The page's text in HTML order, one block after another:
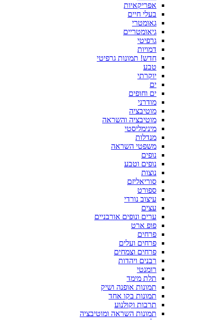
אפריקאיות
בעלי חיים
גאומטרי
גיאומטריים
גרפיטי
דמויות
חדש! תמונות גרפיטי
טבע
יוקרתי
ים
ים וחופים
מודרני
מוטיבציה
מוטיבציה והשראה
מינימליסטי
מנדלות
משפטי השראה
נופים
נופים וטבע
נוצות
סוריאליזם
ספורט
עיצוב נורדי
עצים
ערים ונופים אורבניים
פופ ארט
פרחים
פרחים ועלים
פרחים וצמחים
רבנים ויהדות
רומנטי
תלת מימד
תמונות אופנה ושיק
תמונות בקו אחד
תרבות וקולנוע
תמונות השראה ומוטיבציה